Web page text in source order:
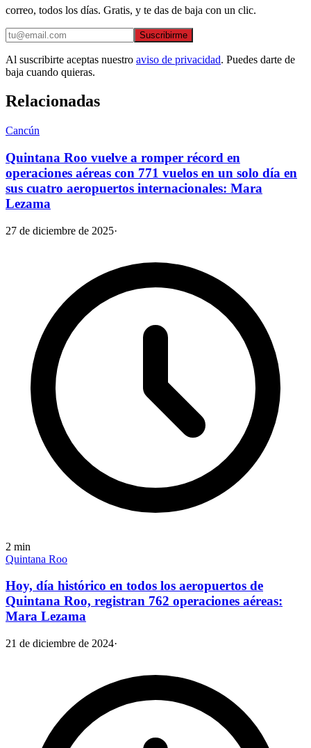
correo, todos los días. Gratis, y te das de baja con un clic.
Suscribirme
Al suscribirte aceptas nuestro aviso de privacidad. Puedes darte de
baja cuando quieras.
Relacionadas
Cancún
Quintana Roo vuelve a romper récord en
operaciones aéreas con 771 vuelos en un solo día en
sus cuatro aeropuertos internacionales: Mara
Lezama
27 de diciembre de 2025·
2 min
Quintana Roo
Hoy, día histórico en todos los aeropuertos de
Quintana Roo, registran 762 operaciones aéreas:
Mara Lezama
21 de diciembre de 2024·